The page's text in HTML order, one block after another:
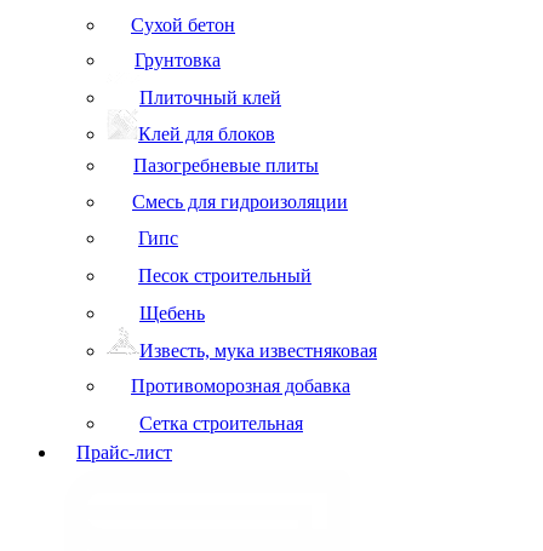
Сухой бетон
Грунтовка
Плиточный клей
Клей для блоков
Пазогребневые плиты
Смесь для гидроизоляции
Гипс
Песок строительный
Щебень
Известь, мука известняковая
Противоморозная добавка
Сетка строительная
Прайс-лист